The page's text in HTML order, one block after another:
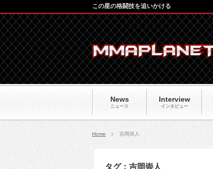
News
ニュース
Interview
インタビュー
この星の格闘技を追いかける
Home 吉岡崇人
タグ：吉岡崇人